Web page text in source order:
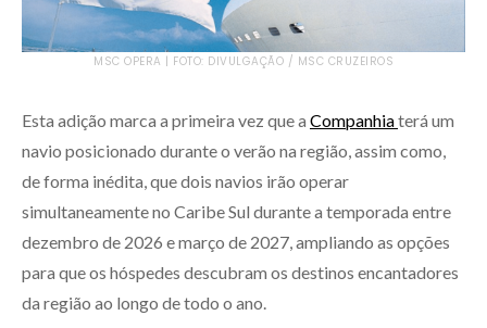
MSC OPERA | FOTO: DIVULGAÇÃO / MSC CRUZEIROS
Esta adição marca a primeira vez que a Companhiaterá um
navio posicionado durante o verão na região, assim como,
de forma inédita, que dois navios irão operar
simultaneamente no Caribe Sul durante a temporada entre
dezembro de 2026 e março de 2027, ampliando as opções
para que os hóspedes descubram os destinos encantadores
da região ao longo de todo o ano.